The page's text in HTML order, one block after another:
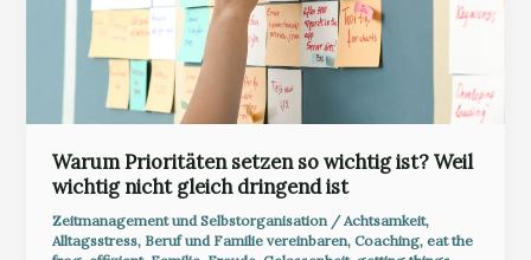
Warum Prioritäten setzen so wichtig ist? Weil
wichtig nicht gleich dringend ist
Zeitmanagement und Selbstorganisation/Achtsamkeit,
Alltagsstress, Beruf und Familie vereinbaren,Coaching,eat the